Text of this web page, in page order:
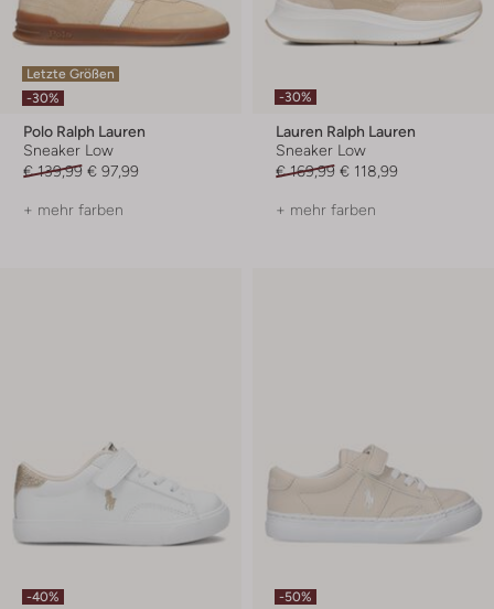
Letzte Größen
-30%
Polo Ralph Lauren
Sneaker Low
€ 139,99 € 97,99
+ mehr farben
-30%
Lauren Ralph Lauren
Sneaker Low
€ 169,99 € 118,99
+ mehr farben
-40% -50%